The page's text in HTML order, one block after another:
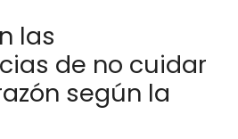
las
de no cuidar
según la